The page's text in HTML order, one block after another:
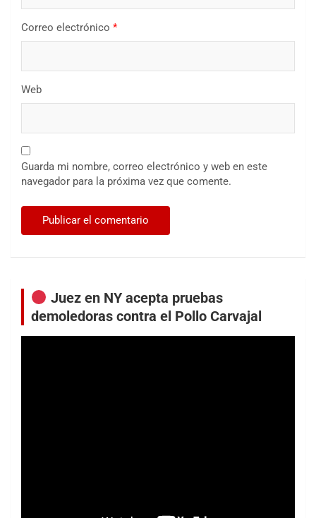
Correo electrónico *
Web
Guarda mi nombre, correo electrónico y web en este
navegador para la próxima vez que comente.
Juez en NY acepta pruebas
demoledoras contra el Pollo Carvajal